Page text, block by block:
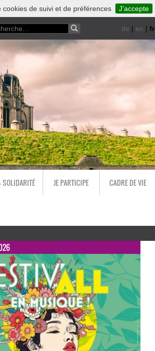
cookies de suivi et de préférences J’accepte
de | en | fr
SOLIDARITÉ JE PARTICIPE CADRE DE VIE